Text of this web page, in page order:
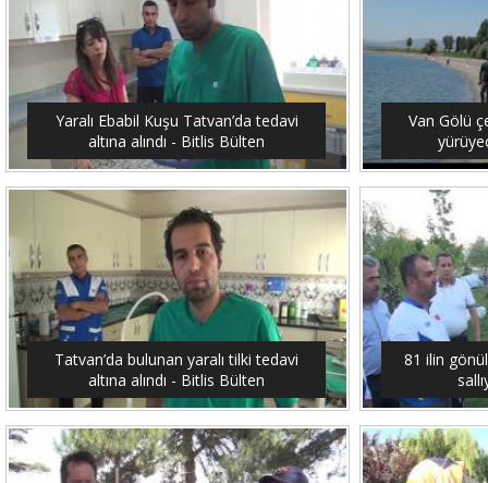
Yaralı Ebabil Kuşu Tatvan’da tedavi
altına alındı - Bitlis Bülten
Van Gölü
Tatvan’da bulunan yaralı tilki tedavi
altına alındı - Bitlis Bülten
81 ilin